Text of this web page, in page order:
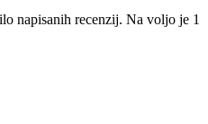
napisanih recenzij. Na voljo je 1